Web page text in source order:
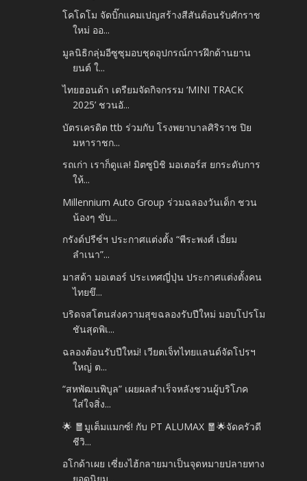
โคโดโม จัดบิ๊กแคมเปญสร้างสีสันต้อนรับศักราช
ใหม่ ออ...
มูลนิธิกลุ่มอีซูซุมอบชุดอุปกรณ์การฝึกด้านยาน
ยนต์ ใ...
ไทยฮอนด้า เตรียมจัดกิจกรรม ‘MINI TRACK
2025’ ชวนอั...
บัตรเครดิต ttb ร่วมกับ โรงพยาบาลศิริราช ปิย
มหาราชก...
รถเก่า เราก็ดูแล! มิตซูบิชิ มอเตอร์ส ยกระดับการ
ให้...
Millennium Auto Group ร่วมฉลองวันเด็ก ชวน
น้องๆ ขับ...
กรังด์ปรีซ์ฯ ประกาศแต่งตั้ง “พีระพงศ์ เอี่ยม
ลำเนา”...
มาสด้า มอเตอร์ ประเทศญี่ปุ่น ประกาศแต่งตั้งคน
ไทยขึ...
บริดจสโตนส่งความสุขฉลองรับปีใหม่ มอบโปรโม
ชันสุดพิเ...
ฉลองต้อนรับปีใหม่! เวียตเจ็ทไทยแลนด์จัดโปรฯ
ใหญ่ ต...
“สหพัฒนพิบูล” เผยผลสำเร็จหลังชวนผู้บริโภค
ใส่ใจสิ่ง...
🌟 🧧มูเต็มแมกซ์! กับ PT ALUMAX 🧧🌟จัดครัวดี
ชีวิ...
อโกด้าเผย เซี่ยงไฮ้กลายมาเป็นจุดหมายปลายทาง